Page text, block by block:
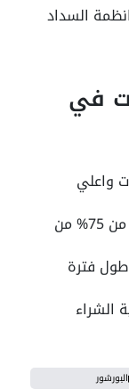
السداد
في
واعلي
مساحات خضراء ولاجوونز تمثل اكثر من 75% من
فترة
الشراء
البورشور